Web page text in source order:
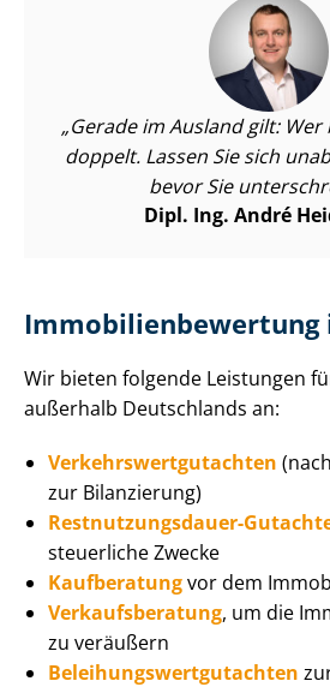
Gerade im Ausland gilt:
doppelt. Lassen Sie sich
bevor Sie
Dipl. Ing. André
Im­mo­bi­li­en­be­wer­tung
Wir bieten folgende Leistungen
außerhalb Deutschlands an:
Ver­kehrs­wert­gut­ach­ten
zur Bilanzierung)
Rest­nut­zungs­dau­er-
steuerliche Zwecke
Kaufberatungvor dem
Ver­kaufs­be­ra­tung, um die
zu veräußern
Be­lei­hungs­wert­gut­ach­ten